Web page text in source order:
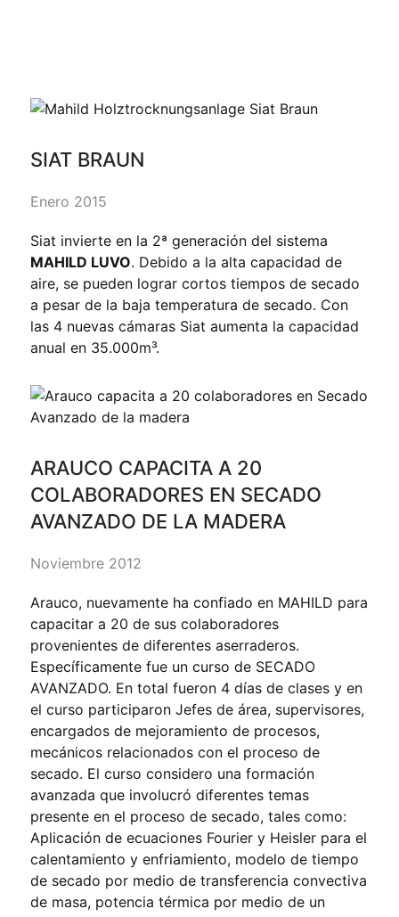
SIAT BRAUN
Enero 2015
Siat invierte en la 2ª generación del sistema
MAHILD LUVO. Debido a la alta capacidad de
aire, se pueden lograr cortos tiempos de secado
a pesar de la baja temperatura de secado. Con
las 4 nuevas cámaras Siat aumenta la capacidad
anual en 35.000m³.
ARAUCO CAPACITA A 20
COLABORADORES EN SECADO
AVANZADO DE LA MADERA
Noviembre 2012
Arauco, nuevamente ha confiado en MAHILD para
capacitar a 20 de sus colaboradores
provenientes de diferentes aserraderos.
Específicamente fue un curso de SECADO
AVANZADO. En total fueron 4 días de clases y en
el curso participaron Jefes de área, supervisores,
encargados de mejoramiento de procesos,
mecánicos relacionados con el proceso de
secado. El curso considero una formación
avanzada que involucró diferentes temas
presente en el proceso de secado, tales como:
Aplicación de ecuaciones Fourier y Heisler para el
calentamiento y enfriamiento, modelo de tiempo
de secado por medio de transferencia convectiva
de masa, potencia térmica por medio de un